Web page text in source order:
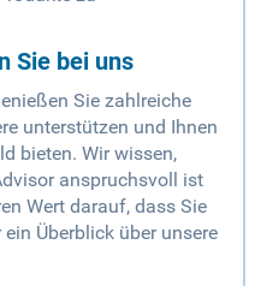
Sie bei uns
Sie zahlreiche
unterstützen und Ihnen
bieten. Wir wissen,
anspruchsvoll ist
Wert darauf, dass Sie
Überblick über unsere